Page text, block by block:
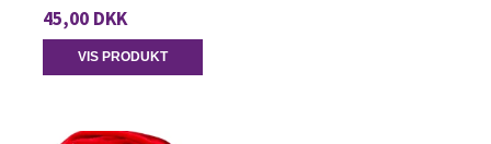
45,00 DKK
VIS PRODUKT